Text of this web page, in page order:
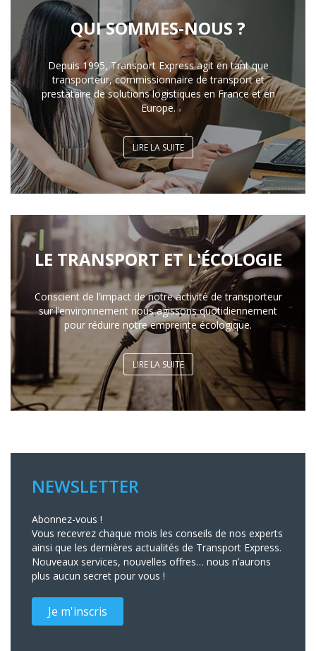
QUI SOMMES-NOUS ?
Depuis 1995, Transport Express agit en tant que
transporteur, commissionnaire de transport et
prestataire de solutions logistiques en France et en
Europe.
LIRE LA SUITE
LE TRANSPORT ET L'ÉCOLOGIE
Conscient de l’impact de notre activité de transporteur
sur l’environnement nous agissons quotidiennement
pour réduire notre empreinte écologique.
LIRE LA SUITE
NEWSLETTER
Abonnez-vous !
Vous recevrez chaque mois les conseils de nos experts
ainsi que les dernières actualités de Transport Express.
Nouveaux services, nouvelles offres… nous n’aurons
plus aucun secret pour vous !
Je m'inscris